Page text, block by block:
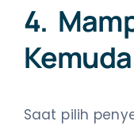
4.
Saat pilih